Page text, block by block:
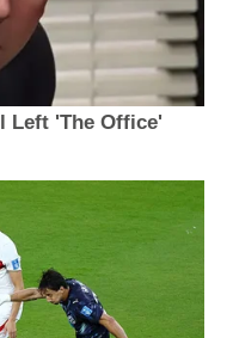
Left 'The Office'